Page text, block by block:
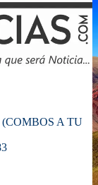
(COMBOS A TU